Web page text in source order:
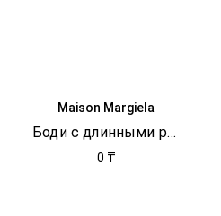
Maison Margiela
Боди с длинными рукавами
0 ₸